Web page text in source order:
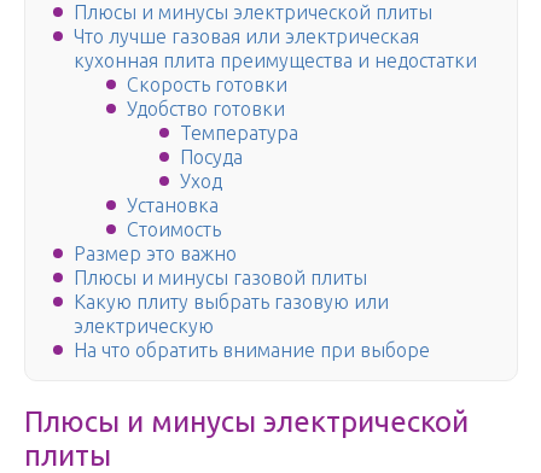
Плюсы и минусы электрической плиты
Что лучше газовая или электрическая
кухонная плита преимущества и недостатки
Скорость готовки
Удобство готовки
Температура
Посуда
Уход
Установка
Стоимость
Размер это важно
Плюсы и минусы газовой плиты
Какую плиту выбрать газовую или
электрическую
На что обратить внимание при выборе
Плюсы и минусы электрической
плиты